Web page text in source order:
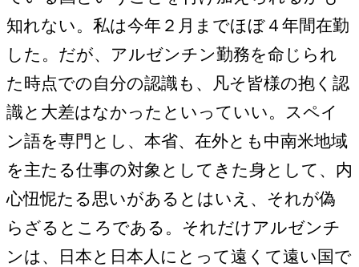
知れない。私は今年２月までほぼ４年間在勤
した。だが、アルゼンチン勤務を命じられ
た時点での自分の認識も、凡そ皆様の抱く認
識と大差はなかったといっていい。スペイ
ン語を専門とし、本省、在外とも中南米地域
を主たる仕事の対象としてきた身として、内
心忸怩たる思いがあるとはいえ、それが偽
らざるところである。それだけアルゼンチ
ンは、日本と日本人にとって遠くて遠い国で